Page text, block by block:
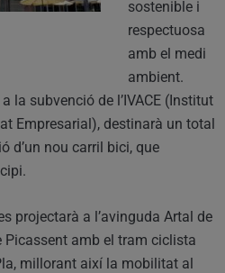
sostenible i
respectuosa
amb el medi
ambient.
la subvenció de l’IVACE (Institut
Empresarial), destinarà un total
d’un nou carril bici, que
projectarà a l’avinguda Artal de
Picassent amb el tram ciclista
millorant així la mobilitat al